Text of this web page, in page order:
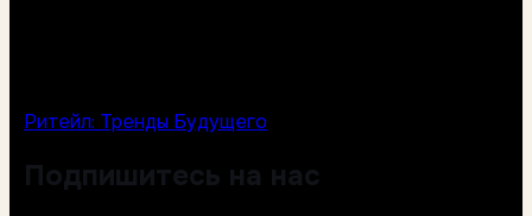
Ритейл: Тренды Будущего
Подпишитесь на нас